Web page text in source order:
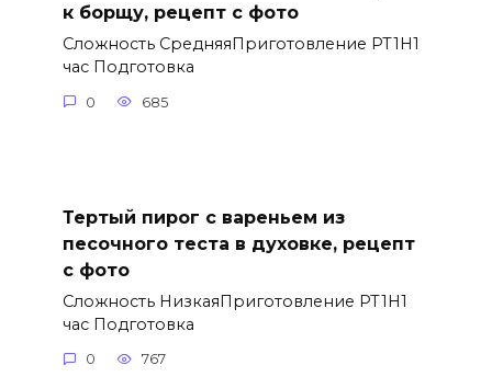
к борщу, рецепт с фото
Сложность СредняяПриготовление PT1H1
час Подготовка
0 685
Тертый пирог с вареньем из
песочного теста в духовке, рецепт
с фото
Сложность НизкаяПриготовление PT1H1
час Подготовка
0 767